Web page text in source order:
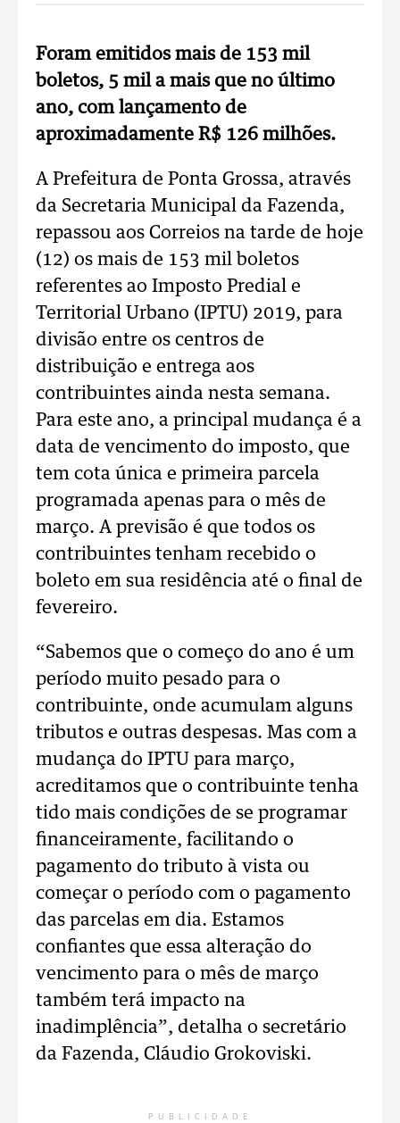
Foram emitidos mais de 153 mil
boletos, 5 mil a mais que no último
ano, com lançamento de
aproximadamente R$ 126 milhões.
A Prefeitura de Ponta Grossa, através
da Secretaria Municipal da Fazenda,
repassou aos Correios na tarde de hoje
(12) os mais de 153 mil boletos
referentes ao Imposto Predial e
Territorial Urbano (IPTU) 2019, para
divisão entre os centros de
distribuição e entrega aos
contribuintes ainda nesta semana.
Para este ano, a principal mudança é a
data de vencimento do imposto, que
tem cota única e primeira parcela
programada apenas para o mês de
março. A previsão é que todos os
contribuintes tenham recebido o
boleto em sua residência até o final de
fevereiro.
“Sabemos que o começo do ano é um
período muito pesado para o
contribuinte, onde acumulam alguns
tributos e outras despesas. Mas com a
mudança do IPTU para março,
acreditamos que o contribuinte tenha
tido mais condições de se programar
financeiramente, facilitando o
pagamento do tributo à vista ou
começar o período com o pagamento
das parcelas em dia. Estamos
confiantes que essa alteração do
vencimento para o mês de março
também terá impacto na
inadimplência”, detalha o secretário
da Fazenda, Cláudio Grokoviski.
PUBLICIDADE